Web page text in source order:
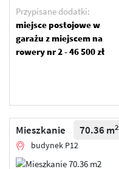
Przypisane dodatki:
miejsce postojowe w
garażu z miejscem na
rowery nr 2 - 46 500 zł
Mieszkanie 70.36 m2
budynek P12